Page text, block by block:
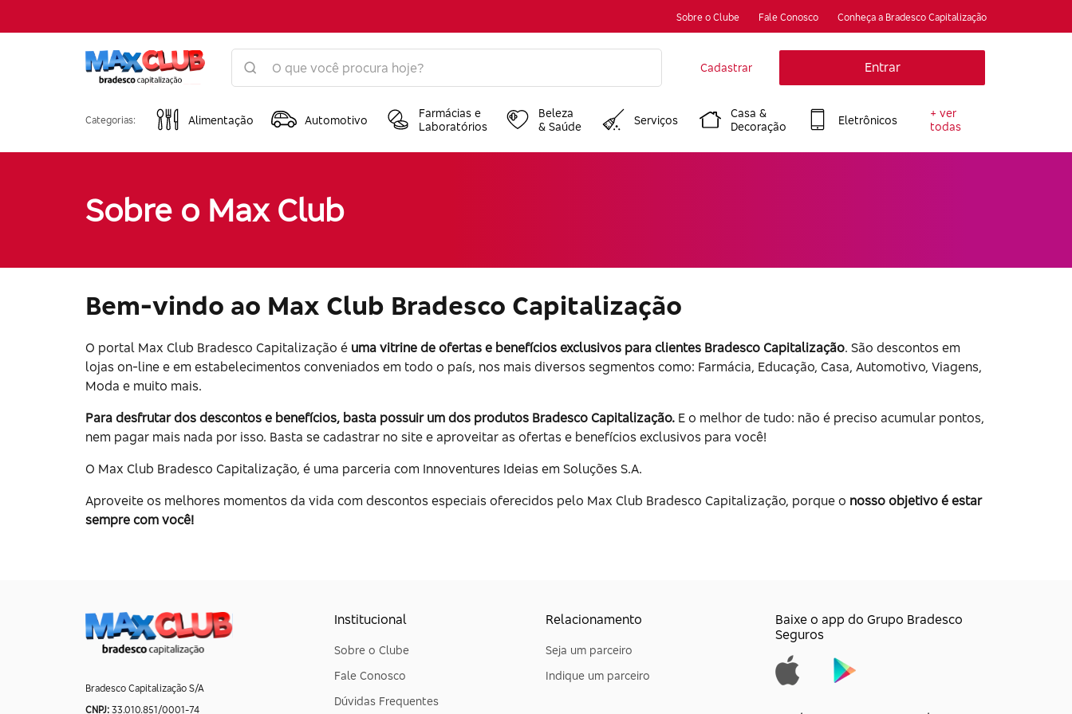
Sobre o Clube Fale Conosco Conheça a Bradesco Capitalização
Cadastrar Entrar
Categorias: Alimentação Automotivo
Farmácias e
Laboratórios
Beleza
& Saúde
Serviços
Casa &
Decoração
Eletrônicos
+ ver
todas
Sobre o Max Club
Bem-vindo ao Max Club Bradesco Capitalização
O portal Max Club Bradesco Capitalização é uma vitrine de ofertas e benefícios exclusivos para clientes Bradesco Capitalização. São descontos em
lojas on-line e em estabelecimentos conveniados em todo o país, nos mais diversos segmentos como: Farmácia, Educação, Casa, Automotivo, Viagens,
Moda e muito mais.
Para desfrutar dos descontos e benefícios, basta possuir um dos produtos Bradesco Capitalização. E o melhor de tudo: não é preciso acumular pontos,
nem pagar mais nada por isso. Basta se cadastrar no site e aproveitar as ofertas e benefícios exclusivos para você!
O Max Club Bradesco Capitalização, é uma parceria com Innoventures Ideias em Soluções S.A.
Aproveite os melhores momentos da vida com descontos especiais oferecidos pelo Max Club Bradesco Capitalização, porque o nosso objetivo é estar
sempre com você!
Bradesco Capitalização S/A
CNPJ: 33.010.851/0001-74
Institucional
Sobre o Clube
Fale Conosco
Dúvidas Frequentes
Relacionamento
Seja um parceiro
Indique um parceiro
Baixe o app do Grupo Bradesco
Seguros